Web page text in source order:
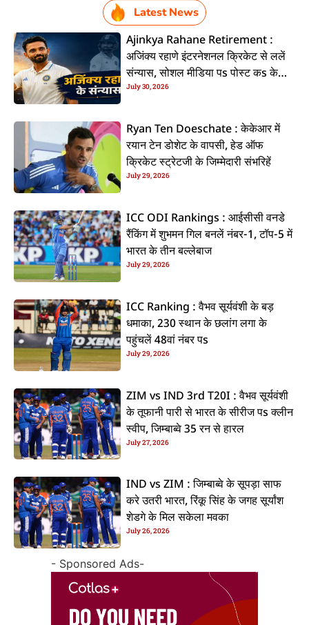
Latest News
Ajinkya Rahane Retirement :
अजिंक्य रहाणे इंटरनेशनल क्रिकेट से ललें
संन्यास, सोशल मीडिया पs पोस्ट कs के
कइलें एलान
July 30, 2026
Ryan Ten Doeschate : केकेआर में
रयान टेन डोशेट के वापसी, हेड ऑफ
क्रिकेट स्ट्रेटजी के जिम्मेदारी संभरिहें
July 29, 2026
ICC ODI Rankings : आईसीसी वनडे
रैंकिंग में शुभमन गिल बनलें नंबर-1, टॉप-5 में
भारत के तीन बल्लेबाज
July 29, 2026
ICC Ranking : वैभव सूर्यवंशी के बड़
धमाका, 230 स्थान के छलांग लगा के
पहुंचलें 48वां नंबर पs
July 29, 2026
ZIM vs IND 3rd T20I : वैभव सूर्यवंशी
के तूफानी पारी से भारत के सीरीज पs क्लीन
स्वीप, जिम्बाब्वे 35 रन से हारल
July 27, 2026
IND vs ZIM : जिम्बाब्वे के सूपड़ा साफ
करे उतरी भारत, रिंकू सिंह के जगह सूर्यांश
शेडगे के मिल सकेला मवका
July 26, 2026
- Sponsored Ads-